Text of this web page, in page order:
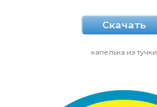
Скачать
капелька из тучки